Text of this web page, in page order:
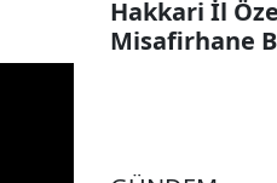
Hakkari İl
Misafirhane